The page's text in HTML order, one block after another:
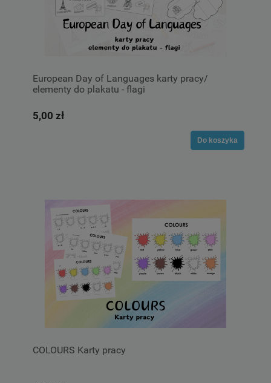
European Day of Languages karty pracy/
elementy do plakatu - flagi
5,00 zł
Do koszyka
COLOURS Karty pracy